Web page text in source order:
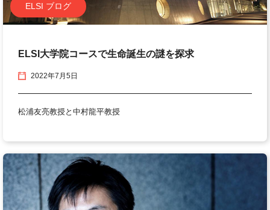
ELSI ブログ
ELSI大学院コースで生命誕生の謎を探求
2022年7月5日
松浦友亮教授と中村龍平教授